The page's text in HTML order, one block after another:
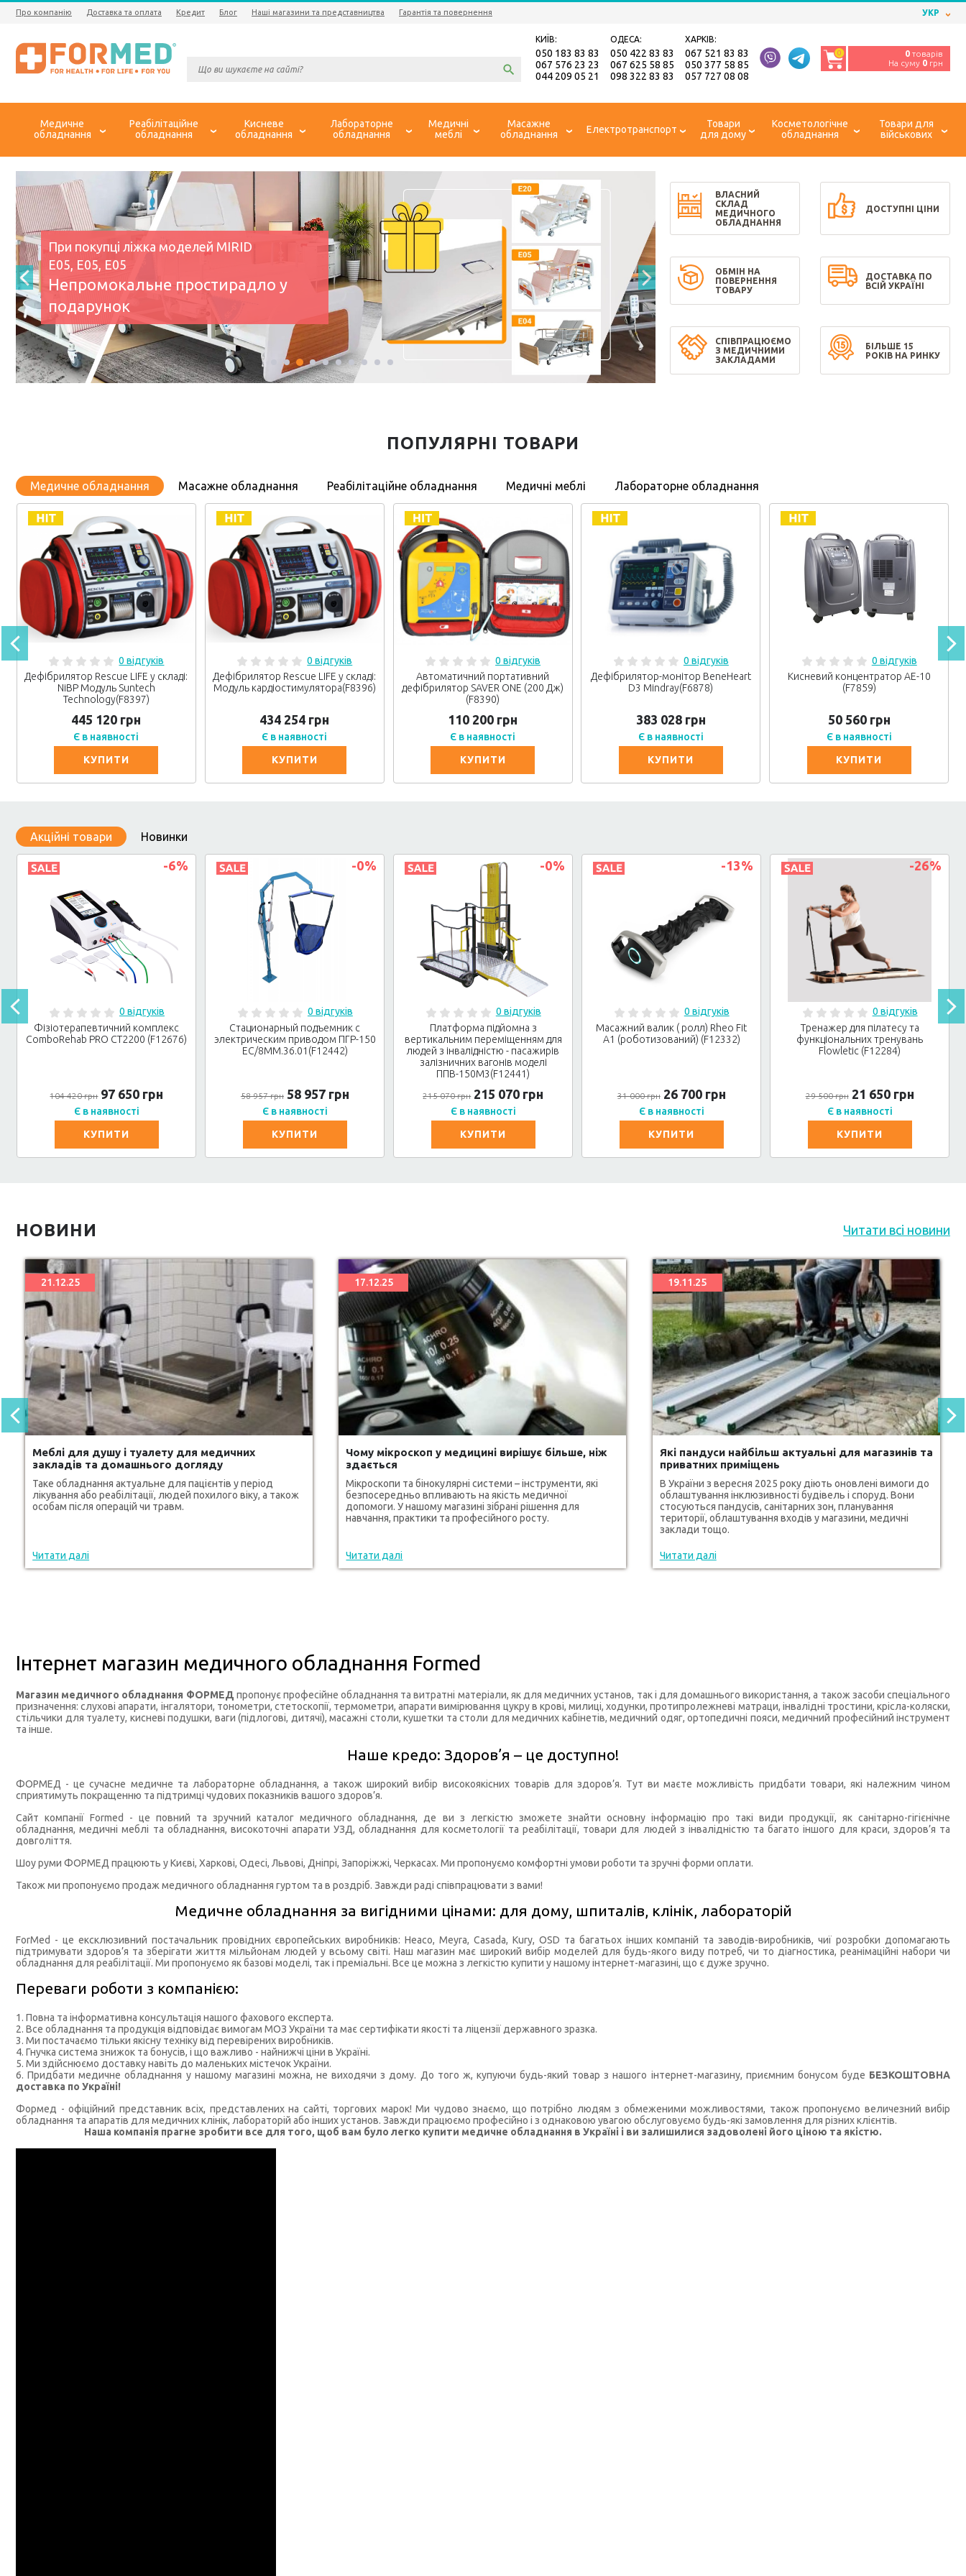
Про компанію Доставка та оплата Кредит Блог Наші магазини та представництва Гарантія та повернення УКР
КИЇВ:
050 183 83 83
067 576 23 23
044 209 05 21
ОДЕСА:
050 422 83 83
067 625 58 85
098 322 83 83
ХАРКІВ:
067 521 83 83
050 377 58 85
057 727 08 08
0 0 товарів
На суму 0 грн
Медичне
обладнання
Реабілітаційне
обладнання
Кисневе
обладнання
Лабораторне
обладнання
Медичні
меблі
Масажне
обладнання
Електротранспорт
Товари
для дому
Косметологічне
обладнання
Товари для
військових
При покупці ліжка моделей MIRID
Е05, Е05, Е05
Непромокальне простирадло у
подарунок
ВЛАСНИЙ
СКЛАД
МЕДИЧНОГО
ОБЛАДНАННЯ
ДОСТУПНІ ЦІНИ
ОБМІН НА
ПОВЕРНЕННЯ
ТОВАРУ
ДОСТАВКА ПО
ВСІЙ УКРАЇНІ
СПІВПРАЦЮЄМО
З МЕДИЧНИМИ
ЗАКЛАДАМИ
БІЛЬШЕ 15
РОКІВ НА РИНКУ
ПОПУЛЯРНІ ТОВАРИ
Медичне обладнання Масажне обладнання Реабілітаційне обладнання Медичні меблі Лабораторне обладнання
0 відгуків
Дефібрилятор Rescue LIFE у складі:
NiBP Модуль Suntech
Technology(F8397)
445 120 грн
Є в наявності
КУПИТИ
0 відгуків
Дефібрилятор Rescue LIFE у складі:
Модуль кардіостимулятора(F8396)
434 254 грн
Є в наявності
КУПИТИ
0 відгуків
Автоматичний портативний
дефібрилятор SAVER ONE (200 Дж)
(F8390)
110 200 грн
Є в наявності
КУПИТИ
0 відгуків
Дефібрилятор-монітор BeneHeart
D3 Mindray(F6878)
383 028 грн
Є в наявності
КУПИТИ
0 відгуків
Кисневий концентратор АЕ-10
(F7859)
50 560 грн
Є в наявності
КУПИТИ
Акційні товари Новинки
-6%
0 відгуків
Фізіотерапевтичний комплекс
ComboRehab PRO CT2200 (F12676)
104 420 грн97 650 грн
Є в наявності
КУПИТИ
-0%
0 відгуків
Стационарный подъемник с
электрическим приводом ПГР-150
ЕС/8ММ.36.01(F12442)
58 957 грн58 957 грн
Є в наявності
КУПИТИ
-0%
0 відгуків
Платформа підйомна з
вертикальним переміщенням для
людей з інвалідністю - пасажирів
залізничних вагонів моделі
ППВ-150М3(F12441)
215 070 грн215 070 грн
Є в наявності
КУПИТИ
-13%
0 відгуків
Масажний валик ( ролл) Rheo Fit
A1 (роботизований) (F12332)
31 000 грн26 700 грн
Є в наявності
КУПИТИ
-26%
0 відгуків
Тренажер для пілатесу та
функціональних тренувань
Flowletic (F12284)
29 500 грн21 650 грн
Є в наявності
КУПИТИ
НОВИНИ Читати всі новини
21.12.25
Меблі для душу і туалету для медичних
закладів та домашнього догляду
Таке обладнання актуальне для пацієнтів у період
лікування або реабілітації, людей похилого віку, а також
особам після операцій чи травм.
Читати далі
17.12.25
Чому мікроскоп у медицині вирішує більше, ніж
здається
Мікроскопи та бінокулярні системи – інструменти, які
безпосередньо впливають на якість медичної
допомоги. У нашому магазині зібрані рішення для
навчання, практики та професійного росту.
Читати далі
19.11.25
Які пандуси найбільш актуальні для магазинів та
приватних приміщень
В України з вересня 2025 року діють оновлені вимоги до
облаштування інклюзивності будівель і споруд. Вони
стосуються пандусів, санітарних зон, планування
території, облаштування входів у магазини, медичні
заклади тощо.
Читати далі
Інтернет магазин медичного обладнання Formed
Магазин медичного обладнання ФОРМЕД пропонує професійне обладнання та витратні матеріали, як для медичних установ, так і для домашнього використання, а також засоби спеціального
призначення: слухові апарати, інгалятори, тонометри, стетоскопії, термометри, апарати вимірювання цукру в крові, милиці, ходунки, протипролежневі матраци, інвалідні тростини, крісла-коляски,
стільчики для туалету, кисневі подушки, ваги (підлогові, дитячі), масажні столи, кушетки та столи для медичних кабінетів, медичний одяг, ортопедичні пояси, медичний професійний інструмент
та інше.
Наше кредо: Здоров’я – це доступно!
ФОРМЕД - це сучасне медичне та лабораторне обладнання, а також широкий вибір високоякісних товарів для здоров’я. Тут ви маєте можливість придбати товари, які належним чином
сприятимуть покращенню та підтримці чудових показників вашого здоров’я.
Сайт компанії Formed
- це повний та зручний каталог медичного обладнання, де ви з легкістю зможете знайти основну інформацію про такі види продукції, як санітарно-гігієнічне
обладнання, медичні меблі та обладнання, високоточні апарати УЗД, обладнання для косметології та реабілітації, товари для людей з інвалідністю та багато іншого для краси, здоров’я та
довголіття.
Шоу руми ФОРМЕД працюють у Києві, Харкові, Одесі, Львові, Дніпрі, Запоріжжі, Черкасах. Ми пропонуємо комфортні умови роботи та зручні форми оплати.
Також ми пропонуємо продаж медичного обладнання гуртом та в роздріб. Завжди раді співпрацювати з вами!
Медичне обладнання за вигідними цінами: для дому, шпиталів, клінік, лабораторій
ForMed - це ексклюзивний постачальник провідних європейських виробників: Heaco, Meyra, Casada, Kury, OSD та багатьох інших компаній та заводів-виробників, чиї розробки допомагають
підтримувати здоров’я та зберігати життя мільйонам людей у всьому світі. Наш магазин має широкий вибір моделей для будь-якого виду потреб, чи то діагностика, реанімаційні набори чи
обладнання для реабілітації. Ми пропонуємо як базові моделі, так і преміальні. Все це можна з легкістю купити у нашому інтернет-магазині, що є дуже зручно.
Переваги роботи з компанією:
Повна та інформативна консультація нашого фахового експерта.
Все обладнання та продукція відповідає вимогам МОЗ України та має сертифікати якості та ліцензії державного зразка.
Ми постачаємо тільки якісну техніку від перевірених виробників.
Гнучка система знижок та бонусів, і що важливо - найнижчі ціни в Україні.
Ми здійснюємо доставку навіть до маленьких містечок України.
Придбати медичне обладнання у нашому магазині можна, не виходячи з дому. До того ж, купуючи будь-який товар з нашого інтернет-магазину, приємним бонусом буде БЕЗКОШТОВНА
доставка по Україні!
Формед - офіційний представник всіх, представлених на сайті, торгових марок! Ми чудово знаємо, що потрібно людям з обмеженими можливостями, також пропонуємо величезний вибір
обладнання та апаратів для медичних клінік, лабораторій або інших установ. Завжди працюємо професійно і з однаковою увагою обслуговуємо будь-які замовлення для різних клієнтів.
Наша компанія прагне зробити все для того, щоб вам було легко купити медичне обладнання в Україні і ви залишилися задоволені його ціною та якістю.